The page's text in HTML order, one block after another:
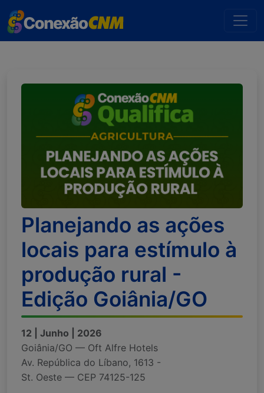
Planejando as ações
locais para estímulo à
produção rural -
Edição Goiânia/GO
12 | Junho | 2026
Goiânia/GO — Oft Alfre Hotels
Av. República do Líbano, 1613 -
St. Oeste — CEP 74125-125